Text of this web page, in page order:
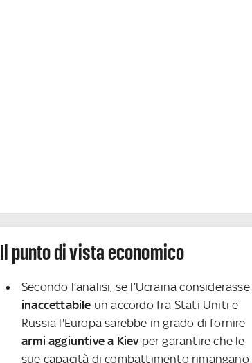
Il punto di vista economico
Secondo l’analisi, se l’Ucraina considerasse
inaccettabile un accordo fra Stati Uniti e
Russia l'Europa sarebbe in grado di fornire
armi aggiuntive a Kievper garantire che le
sue capacità di combattimento rimangano